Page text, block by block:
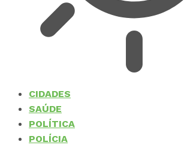
CIDADES
SAÚDE
POLÍTICA
POLÍCIA